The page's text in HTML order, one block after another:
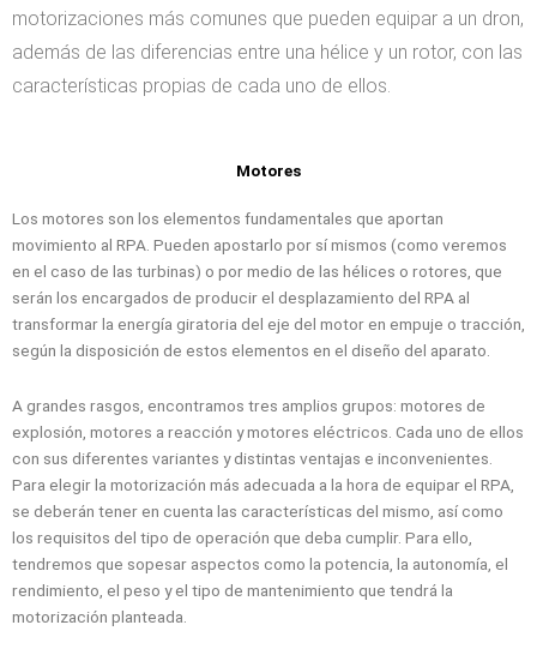
motorizaciones más comunes que pueden equipar a un dron,
además de las diferencias entre una hélice y un rotor, con las
características propias de cada uno de ellos.
Motores
Los motores son los elementos fundamentales que aportan
movimiento al RPA. Pueden apostarlo por sí mismos (como veremos
en el caso de las turbinas) o por medio de las hélices o rotores, que
serán los encargados de producir el desplazamiento del RPA al
transformar la energía giratoria del eje del motor en empuje o tracción,
según la disposición de estos elementos en el diseño del aparato.
A grandes rasgos, encontramos tres amplios grupos: motores de
explosión, motores a reacción y motores eléctricos. Cada uno de ellos
con sus diferentes variantes y distintas ventajas e inconvenientes.
Para elegir la motorización más adecuada a la hora de equipar el RPA,
se deberán tener en cuenta las características del mismo, así como
los requisitos del tipo de operación que deba cumplir. Para ello,
tendremos que sopesar aspectos como la potencia, la autonomía, el
rendimiento, el peso y el tipo de mantenimiento que tendrá la
motorización planteada.